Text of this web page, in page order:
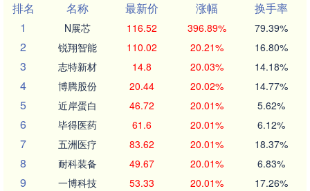
排名
名称 最新价 涨幅
换手率
1
N展芯 116.52 396.89% 79.39%
2 锐翔智能 110.02 20.21% 16.80%
3 志特新材 14.8 20.03% 14.18%
4 博腾股份 20.44 20.02% 14.77%
5 近岸蛋白 46.72 20.01% 5.62%
6 毕得医药 61.6 20.01% 6.12%
7 五洲医疗 83.62 20.01% 18.37%
8 耐科装备 49.67 20.01% 6.83%
9 一博科技 53.33 20.01% 17.26%